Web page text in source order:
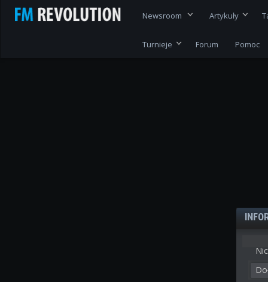
Newsroom Artykuły
Turnieje Forum Pomoc